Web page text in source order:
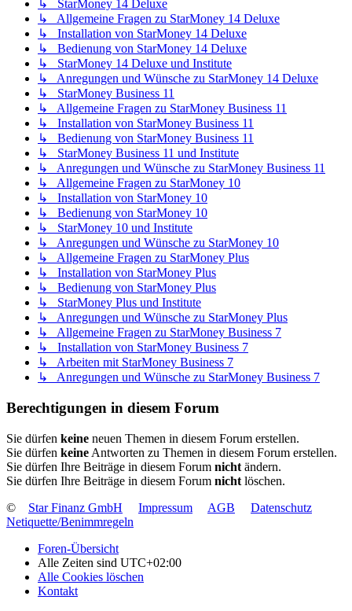
↳ StarMoney 14 Deluxe
↳ Allgemeine Fragen zu StarMoney 14 Deluxe
↳ Installation von StarMoney 14 Deluxe
↳ Bedienung von StarMoney 14 Deluxe
↳ StarMoney 14 Deluxe und Institute
↳ Anregungen und Wünsche zu StarMoney 14 Deluxe
↳ StarMoney Business 11
↳ Allgemeine Fragen zu StarMoney Business 11
↳ Installation von StarMoney Business 11
↳ Bedienung von StarMoney Business 11
↳ StarMoney Business 11 und Institute
↳ Anregungen und Wünsche zu StarMoney Business 11
↳ Allgemeine Fragen zu StarMoney 10
↳ Installation von StarMoney 10
↳ Bedienung von StarMoney 10
↳ StarMoney 10 und Institute
↳ Anregungen und Wünsche zu StarMoney 10
↳ Allgemeine Fragen zu StarMoney Plus
↳ Installation von StarMoney Plus
↳ Bedienung von StarMoney Plus
↳ StarMoney Plus und Institute
↳ Anregungen und Wünsche zu StarMoney Plus
↳ Allgemeine Fragen zu StarMoney Business 7
↳ Installation von StarMoney Business 7
↳ Arbeiten mit StarMoney Business 7
↳ Anregungen und Wünsche zu StarMoney Business 7
Berechtigungen in diesem Forum
Sie dürfen keine neuen Themen in diesem Forum erstellen.
Sie dürfen keine Antworten zu Themen in diesem Forum erstellen.
Sie dürfen Ihre Beiträge in diesem Forum nicht ändern.
Sie dürfen Ihre Beiträge in diesem Forum nicht löschen.
©
Star Finanz GmbH Impressum AGB
Datenschutz
Netiquette/Benimmregeln
Foren-Übersicht
Alle Zeiten sind UTC+02:00
Alle Cookies löschen
Kontakt